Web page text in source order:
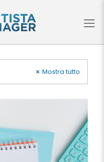
Mostra tutto